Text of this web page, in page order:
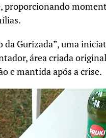
proporcionando
Gurizada”, uma
área criada
e mantida após a crise.